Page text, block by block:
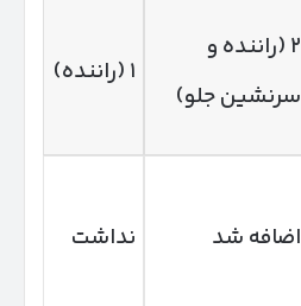
۲ (راننده و
سرنشین جلو)
۱ (راننده)
اضافه شد نداشت